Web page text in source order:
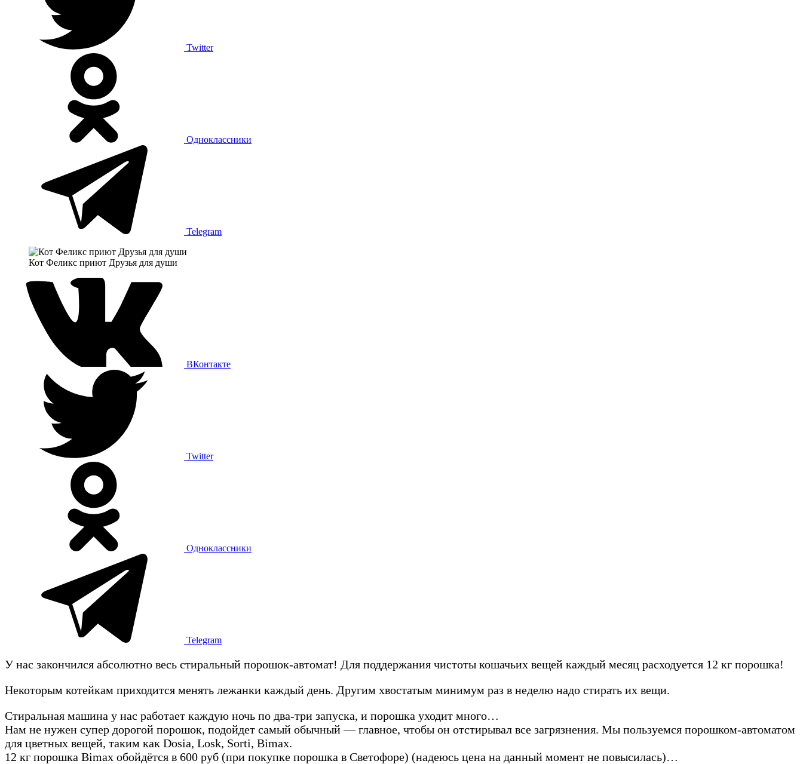
Twitter
Одноклассники
Telegram
Кот Феликс приют Друзья для души
ВКонтакте
Twitter
Одноклассники
Telegram
У нас закончился абсолютно весь стиральный порошок-автомат! Для поддержания чистоты кошачьих вещей каждый месяц расходуется 12 кг порошка!
Некоторым котейкам приходится менять лежанки каждый день. Другим хвостатым минимум раз в неделю надо стирать их вещи.
Стиральная машина у нас работает каждую ночь по два-три запуска, и порошка уходит много…
Нам не нужен супер дорогой порошок, подойдет самый обычный — главное, чтобы он отстирывал все загрязнения. Мы пользуемся порошком-автоматом
для цветных вещей, таким как Dosia, Losk, Sorti, Bimax.
12 кг порошка Bimax обойдётся в 600 руб (при покупке порошка в Светофоре) (надеюсь цена на данный момент не повысилась)…